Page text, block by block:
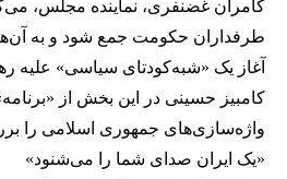
کامران غضنفری، نماینده مجلس،
طرفداران حکومت جمع شود و به آن‌ها
آغاز یک «شبه‌کودتای سیاسی» علیه
کامبیز حسینی در این بخش از
واژه‌سازی‌های جمهوری اسلامی را
«یک ایران صدای شما را می‌شنود»